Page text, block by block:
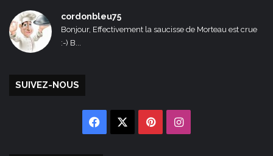
cordonbleu75
Bonjour, Effectivement la saucisse de Morteau est crue
:-) B...
SUIVEZ-NOUS
Facebook PinterestInstagram